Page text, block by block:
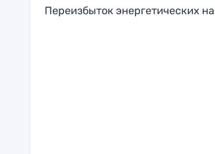
Переизбыток энергетических